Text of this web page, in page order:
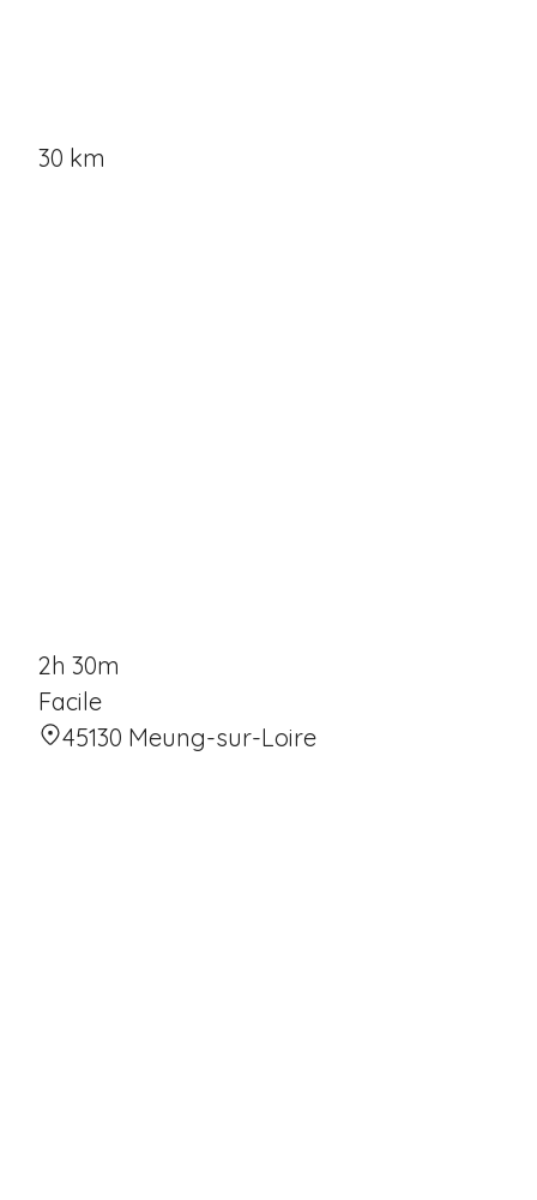
30 km
2h 30m
Facile
45130 Meung-sur-Loire